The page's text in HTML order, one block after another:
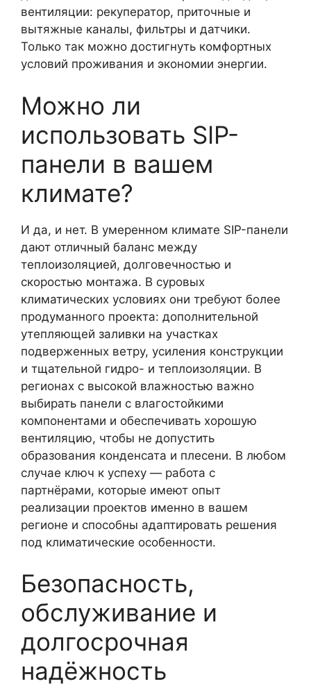
вентиляции: рекуператор, приточные и
вытяжные каналы, фильтры и датчики.
Только так можно достигнуть комфортных
условий проживания и экономии энергии.
Можно ли
использовать SIP-
панели в вашем
климате?
И да, и нет. В умеренном климате SIP-панели
дают отличный баланс между
теплоизоляцией, долговечностью и
скоростью монтажа. В суровых
климатических условиях они требуют более
продуманного проекта: дополнительной
утепляющей заливки на участках
подверженных ветру, усиления конструкции
и тщательной гидро- и теплоизоляции. В
регионах с высокой влажностью важно
выбирать панели с влагостойкими
компонентами и обеспечивать хорошую
вентиляцию, чтобы не допустить
образования конденсата и плесени. В любом
случае ключ к успеху — работа с
партнёрами, которые имеют опыт
реализации проектов именно в вашем
регионе и способны адаптировать решения
под климатические особенности.
Безопасность,
обслуживание и
долгосрочная
надёжность